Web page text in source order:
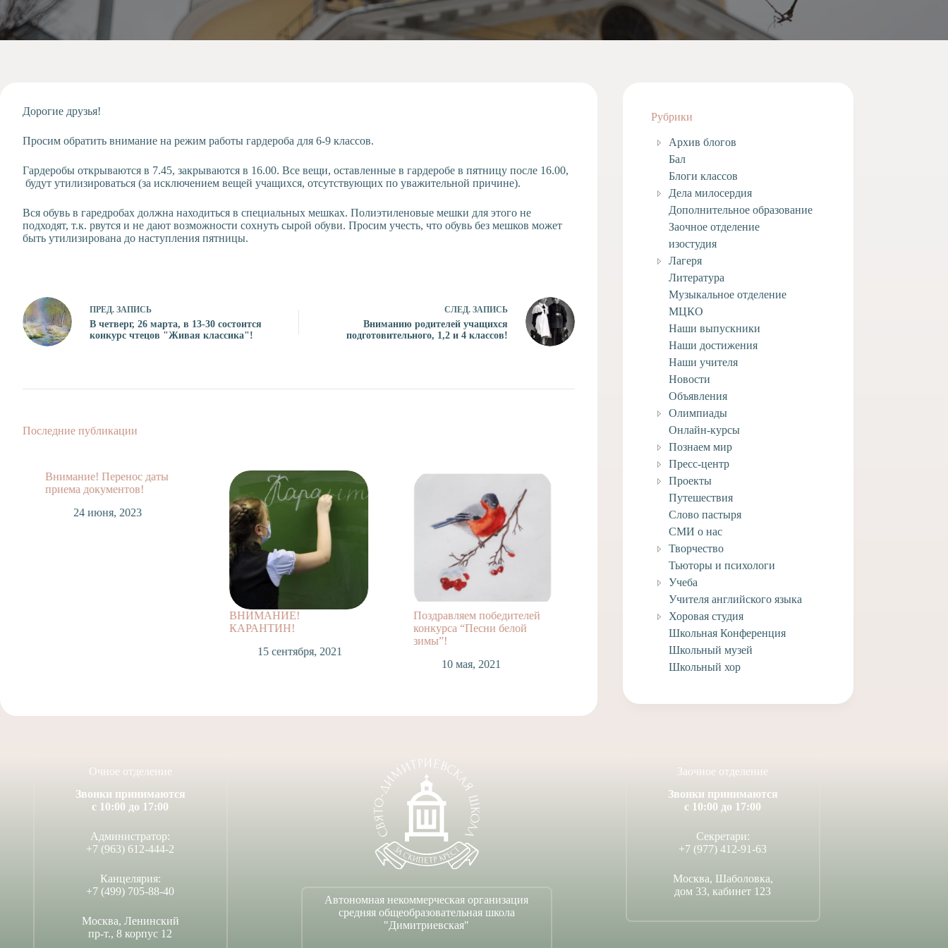
Проекты
отделение
Служба
служба
Дорогие друзья!
Просим обратить внимание на режим работы гардероба для 6-9 классов.
Гардеробы открываются в 7.45, закрываются в 16.00. Все вещи, оставленные в гардеробе в пятницу после 16.00,
будут утилизироваться (за исключением вещей учащихся, отсутствующих по уважительной причине).
Вся обувь в гаредробах должна находиться в специальных мешках. Полиэтиленовые мешки для этого не
подходят, т.к. рвутся и не дают возможности сохнуть сырой обуви. Просим учесть, что обувь без мешков может
быть утилизирована до наступления пятницы.
ПРЕД. ЗАПИСЬ
В четверг, 26 марта, в 13-30 состоится
конкурс чтецов "Живая классика"!
СЛЕД. ЗАПИСЬ
Вниманию родителей учащихся
подготовительного, 1,2 и 4 классов!
Последние публикации
Внимание! Перенос даты
приема документов!
24 июня, 2023
ВНИМАНИЕ!
КАРАНТИН!
15 сентября, 2021
Поздравляем победителей
конкурса “Песни белой
зимы”!
10 мая, 2021
Конкурс рисунков «Песни
6 апреля, 2021
Рубрики
Архив блогов
Бал
Блоги классов
Дела милосердия
Дополнительное образование
Заочное отделение
изостудия
Лагеря
Литература
Музыкальное отделение
МЦКО
Наши выпускники
Наши достижения
Наши учителя
Новости
Объявления
Олимпиады
Онлайн-курсы
Познаем мир
Пресс-центр
Проекты
Путешествия
Слово пастыря
СМИ о нас
Творчество
Тьюторы и психологи
Учеба
Учителя английского языка
Хоровая студия
Школьная Конференция
Школьный музей
Школьный хор
Очное отделение
Звонки принимаются
с 10:00 до 17:00
Администратор:
+7 (963) 612-444-2
Канцелярия:
+7 (499) 705-88-40
Москва, Ленинский
пр-т., 8 корпус 12
Автономная некоммерческая организация
средняя общеобразовательная школа
"Димитриевская"
Заочное отделение
Звонки принимаются
с 10:00 до 17:00
Секретари:
+7 (977) 412-91-63
Москва, Шаболовка,
дом 33, кабинет 123